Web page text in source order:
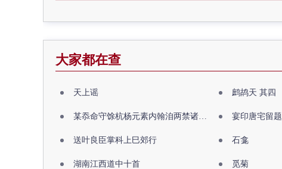
大家都在查
天上谣 鹧鸪天 其四
某忝命守馀杭杨元素内翰洎两禁诸公出祖佛寺 宴印唐宅留题
送叶良臣掌科上巳郊行 石龛
湖南江西道中十首 觅菊